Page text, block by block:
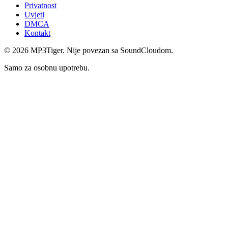
Privatnost
Uvjeti
DMCA
Kontakt
© 2026 MP3Tiger. Nije povezan sa SoundCloudom.
Samo za osobnu upotrebu.